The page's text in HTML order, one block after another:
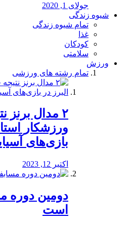
جولای 1, 2020
شیوه زندگی
تمام شیوه زندگی
غذا
کودکان
سلامتی
ورزش
تمام رشته های ورزشی
ورزشکار
بازی‌های
اکتبر 12, 2023
دومین دوره
است